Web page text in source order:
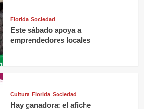
Florida Sociedad
Este sábado apoya a
emprendedores locales
Cultura Florida Sociedad
Hay ganadora: el afiche